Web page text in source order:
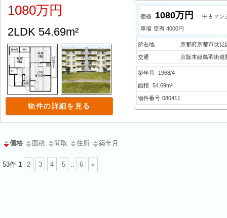
1080万円
2LDK 54.69m²
物件の詳細を見る
価格 1080万円
中古マン
車場 空有 4000円
所在地 京都府京都市伏見
交通 京阪本線鳥羽街道
築年月 1968/4
面積 54.69m²
物件番号 080411
価格 面積 間取 住所 築年月
53件 1 2 3 4 5 6 »